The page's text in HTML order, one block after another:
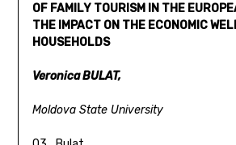
OF FAMILY TOURISM IN THE
THE IMPACT ON THE ECONOMIC
HOUSEHOLDS
Veronica BULAT,
Moldova State University